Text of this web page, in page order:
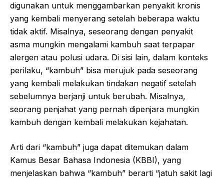
digunakan untuk menggambarkan penyakit kronis
yang kembali menyerang setelah beberapa waktu
tidak aktif. Misalnya, seseorang dengan penyakit
asma mungkin mengalami kambuh saat terpapar
alergen atau polusi udara. Di sisi lain, dalam konteks
perilaku, “kambuh” bisa merujuk pada seseorang
yang kembali melakukan tindakan negatif setelah
sebelumnya berjanji untuk berubah. Misalnya,
seorang penjahat yang pernah dipenjara mungkin
kambuh dengan kembali melakukan kejahatan.
Arti dari “kambuh” juga dapat ditemukan dalam
Kamus Besar Bahasa Indonesia (KBBI), yang
menjelaskan bahwa “kambuh” berarti “jatuh sakit lagi